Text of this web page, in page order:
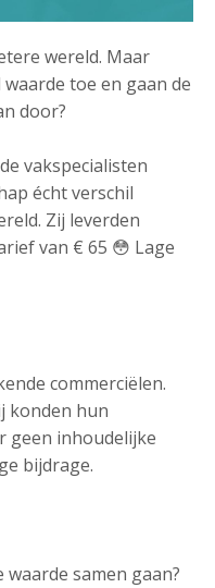
wereld. Maar
toe en gaan de
door?
vakspecialisten
écht verschil
Zij leverden
van € 65 😳 Lage
commerciëlen.
konden hun
geen inhoudelijke
bijdrage.
samen gaan?